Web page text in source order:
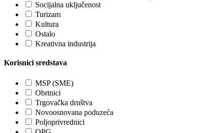
Socijalna uključenost
Turizam
Kultura
Ostalo
Kreativna industrija
Korisnici sredstava
MSP (SME)
Obrtnici
Trgovačka društva
Novoosnovana poduzeća
Poljoprivrednici